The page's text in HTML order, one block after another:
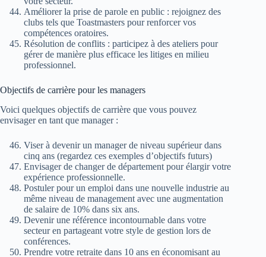
Améliorer la prise de parole en public : rejoignez des
clubs tels que Toastmasters pour renforcer vos
compétences oratoires.
Résolution de conflits : participez à des ateliers pour
gérer de manière plus efficace les litiges en milieu
professionnel.
Objectifs de carrière pour les managers
Voici quelques objectifs de carrière que vous pouvez
envisager en tant que manager :
Viser à devenir un manager de niveau supérieur dans
cinq ans (regardez ces exemples d’objectifs futurs)
Envisager de changer de département pour élargir votre
expérience professionnelle.
Postuler pour un emploi dans une nouvelle industrie au
même niveau de management avec une augmentation
de salaire de 10% dans six ans.
Devenir une référence incontournable dans votre
secteur en partageant votre style de gestion lors de
conférences.
Prendre votre retraite dans 10 ans en économisant au